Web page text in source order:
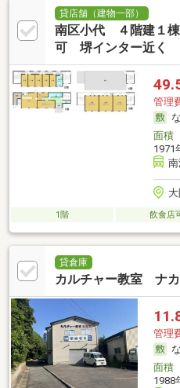
貸店舗（建物一部）
南区小代 ４階建１
可 堺インター近く
管理
面積
1971
1階 飲食店
貸倉庫
カルチャー教室 ナ
管理
面積
1988